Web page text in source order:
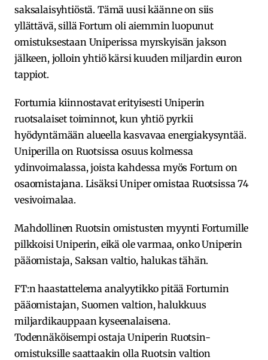
saksalaisyhtiöstä. Tämä uusi käänne on siis
yllättävä, sillä Fortum oli aiemmin luopunut
omistuksestaan Uniperissa myrskyisän jakson
jälkeen, jolloin yhtiö kärsi kuuden miljardin euron
tappiot.
Fortumia kiinnostavat erityisesti Uniperin
ruotsalaiset toiminnot, kun yhtiö pyrkii
hyödyntämään alueella kasvavaa energiakysyntää.
Uniperilla on Ruotsissa osuus kolmessa
ydinvoimalassa, joista kahdessa myös Fortum on
osaomistajana. Lisäksi Uniper omistaa Ruotsissa 74
vesivoimalaa.
Mahdollinen Ruotsin omistusten myynti Fortumille
pilkkoisi Uniperin, eikä ole varmaa, onko Uniperin
pääomistaja, Saksan valtio, halukas tähän.
FT:n haastattelema analyytikko pitää Fortumin
pääomistajan, Suomen valtion, halukkuus
miljardikauppaan kyseenalaisena.
Todennäköisempi ostaja Uniperin Ruotsin-
omistuksille saattaakin olla Ruotsin valtion